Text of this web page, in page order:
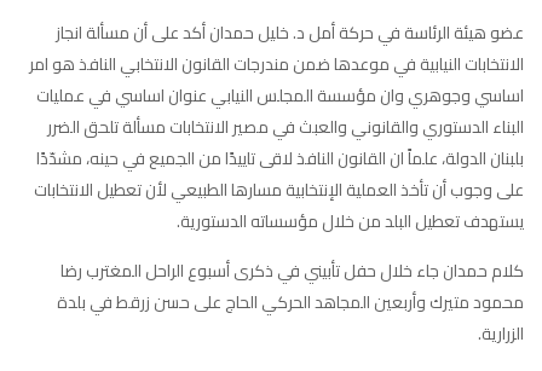
عضو هيئة الرئاسة في حركة أمل د. خليل حمدان أكد على أن مسألة انجاز
الانتخابات النيابية في موعدها ضمن مندرجات القانون الانتخابي النافذ هو امر
اساسي وجوهري وان مؤسسة المجلس النيابي عنوان اساسي في عمليات
البناء الدستوري والقانوني والعبث في مصير الانتخابات مسألة تلحق الضرر
بلبنان الدولة، علماً ان القانون النافذ لاقى تاييدًا من الجميع في حينه، مشدّدًا
على وجوب أن تأخذ العملية الإنتخابية مسارها الطبيعي لأن تعطيل الانتخابات
يستهدف تعطيل البلد من خلال مؤسساته الدستورية.
كلام حمدان جاء خلال حفل تأبيني في ذكرى أسبوع الراحل المغترب رضا
محمود متيرك وأربعين المجاهد الحركي الحاج على حسن زرقط في بلدة
الزرارية.